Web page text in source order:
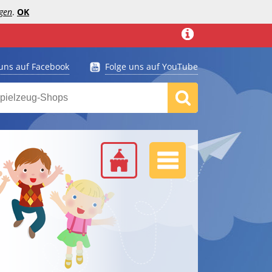
. OK
auf Facebook Folge uns auf YouTube